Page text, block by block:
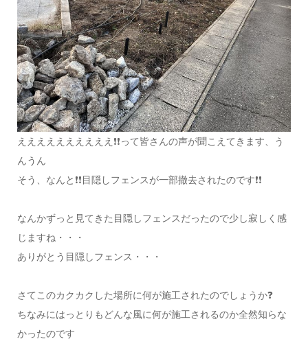
ええええええええええ❗❗って皆さんの声が聞こえてきます、う
んうん
そう、なんと❗❗目隠しフェンスが一部撤去されたのです❗❗
なんかずっと見てきた目隠しフェンスだったので少し寂しく感
じますね・・・
ありがとう目隠しフェンス・・・
さてこのカクカクした場所に何が施工されたのでしょうか❓
ちなみにはっとりもどんな風に何が施工されるのか全然知らな
かったのです